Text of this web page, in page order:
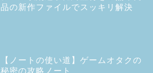
品の新作ファイルでスッキリ解決
【ノートの使い道】ゲームオタクの
秘密の攻略ノート